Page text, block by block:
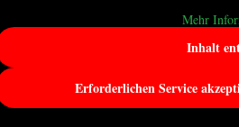
Mehr
Inhalt
Erforderlichen Service